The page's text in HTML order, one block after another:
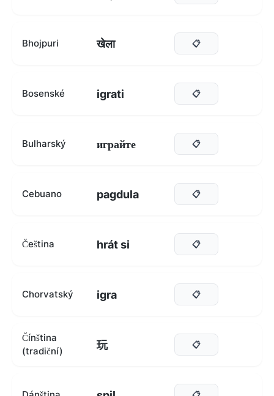
Bhojpuri खेला 📋
Bosenské igrati 📋
Bulharský играйте 📋
Cebuano pagdula 📋
Čeština hrát si 📋
Chorvatský igra 📋
Čínština
(tradiční)
玩 📋